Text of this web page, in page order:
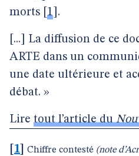
morts 1 .
[...] La diffusion de ce
ARTE dans un
une date ultérieure et
débat. »
Lire tout l’article du
1 Chiffre contesté (note